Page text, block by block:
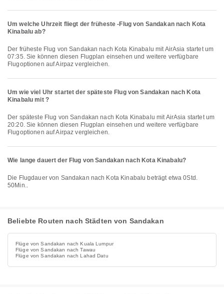
Um welche Uhrzeit fliegt der früheste -Flug von Sandakan nach Kota
Kinabalu ab?
Der früheste Flug von Sandakan nach Kota Kinabalu mit AirAsia startet um
07:35. Sie können diesen Flugplan einsehen und weitere verfügbare
Flugoptionen auf Airpaz vergleichen.
Um wie viel Uhr startet der späteste Flug von Sandakan nach Kota
Kinabalu mit ?
Der späteste Flug von Sandakan nach Kota Kinabalu mit AirAsia startet um
20:20. Sie können diesen Flugplan einsehen und weitere verfügbare
Flugoptionen auf Airpaz vergleichen.
Wie lange dauert der Flug von Sandakan nach Kota Kinabalu?
Die Flugdauer von Sandakan nach Kota Kinabalu beträgt etwa 0Std.
50Min..
Beliebte Routen nach Städten von Sandakan
Flüge von Sandakan nach Kuala Lumpur
Flüge von Sandakan nach Tawau
Flüge von Sandakan nach Lahad Datu